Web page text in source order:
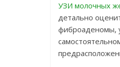
УЗИ молочных
детально
фиброаденомы,